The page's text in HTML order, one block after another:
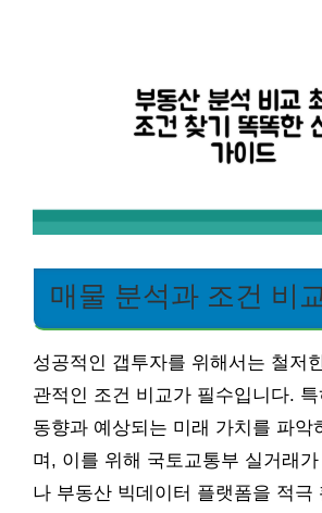
매물 분석과 조건 비
성공적인 갭투자를 위해서는 철저
관적인 조건 비교가 필수입니다.
동향과 예상되는 미래 가치를 파악
며, 이를 위해 국토교통부 실거래
나 부동산 빅데이터 플랫폼을 적극